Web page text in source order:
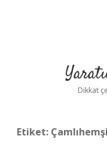
Dikkat
Etiket: